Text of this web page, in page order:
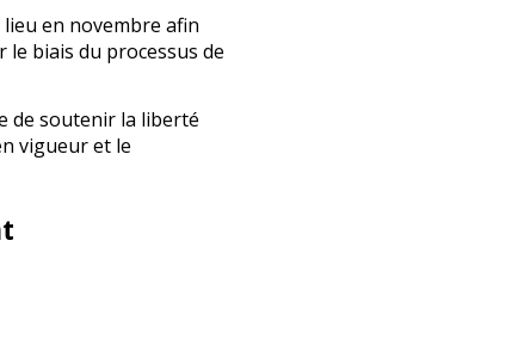
en novembre afin
le biais du processus de
de soutenir la liberté
vigueur et le